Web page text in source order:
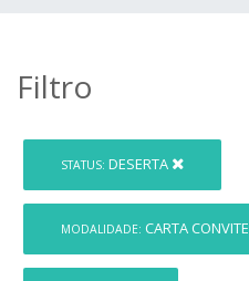
Filtro
STATUS: DESERTA
MODALIDADE: CARTA CONVITE